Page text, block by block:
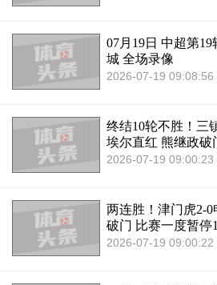
07月19日 中超第
城 全场录像
2026-07-19 09:08:56
终结10轮不胜！三
埃尔直红 熊继政破
2026-07-19 09:00:23
两连胜！津门虎2-
破门 比赛一度暂停
2026-07-19 09:00:22